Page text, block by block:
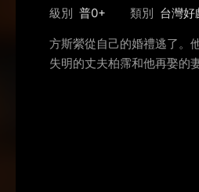
級別 普0+ 類別 台灣好
方斯縈從自己的婚禮逃了。
失明的丈夫柏霈和他再娶的